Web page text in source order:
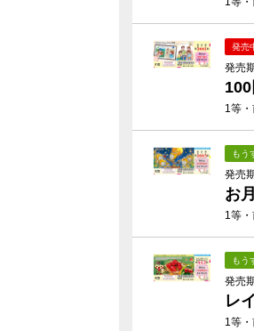
発売
発売
1等
もう
発売
お
1等
もう
発売
レ
1等